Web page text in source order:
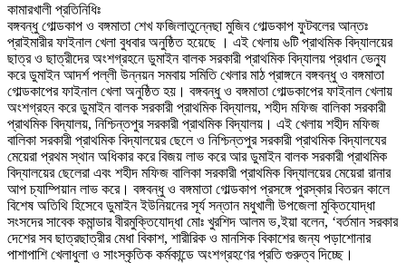
কামারখালী প্রতিনিধিঃ
বঙ্গবন্ধু গোল্ডকাপ ও বঙ্গমাতা শেখ ফজিলাতুন্নেছা মুজিব গোল্ডকাপ ফুটবলের আন্তঃ
প্রাইমারীর ফাইনাল খেলা বুধবার অনুষ্ঠিত হয়েছে । এই খেলায় ৬টি প্রাথমিক বিদ্যালয়ের
ছাত্র ও ছাত্রীদের অংশগ্রহনে ডুমাইন বালক সরকারী প্রাথমিক বিদ্যালয় প্রধান ভেন্যু
করে ডুমাইন আদর্শ পল্লী উন্নয়ন সমবায় সমিতি খেলার মাঠ প্রাঙ্গনে বঙ্গবন্ধু ও বঙ্গমাতা
গোল্ডকাপের ফাইনাল খেলা অনুষ্ঠিত হয়। বঙ্গবন্ধু ও বঙ্গমাতা গোল্ডকাপের ফাইনাল খেলায়
অংশগ্রহন করে ডুমাইন বালক সরকারী প্রাথমিক বিদ্যালয়, শহীদ মফিজ বালিকা সরকারী
প্রাথমিক বিদ্যালয়, নিশ্চিন্তপুর সরকারী প্রাথমিক বিদ্যালয়। এই খেলায় শহীদ মফিজ
বালিকা সরকারী প্রাথমিক বিদ্যালয়ের ছেলে ও নিশ্চিন্তপুর সরকারী প্রাথমিক বিদ্যালযের
মেয়েরা প্রথম স্থান অধিকার করে বিজয় লাভ করে আর ডুমাইন বালক সরকারী প্রাথমিক
বিদ্যালয়ের ছেলেরা এবং শহীদ মফিজ বালিকা সরকারী প্রাথমিক বিদ্যালয়ের মেয়েরা রানার
আপ চ্যাম্পিয়ান লাভ করে। বঙ্গবন্ধু ও বঙ্গমাতা গোল্ডকাপ প্রসঙ্গে পুরস্কার বিতরন কালে
বিশেষ অতিথি হিসেবে ডুমাইন ইউনিয়নের সূর্য সন্তান মধুখালী উপজেলা মুক্তিযোদ্ধা
সংসদের সাবেক কমান্ডার বীরমুক্তিযোদ্ধা মোঃ খুরশিদ আলম ভ‚ইয়া বলেন, ‘বর্তমান সরকার
দেশের সব ছাত্রছাত্রীর মেধা বিকাশ, শারীরিক ও মানসিক বিকাশের জন্য পড়াশোনার
পাশাপাশি খেলাধুলা ও সাংস্কৃতিক কর্মকান্ডে অংশগ্রহণের প্রতি গুরুত্ব দিচ্ছে।